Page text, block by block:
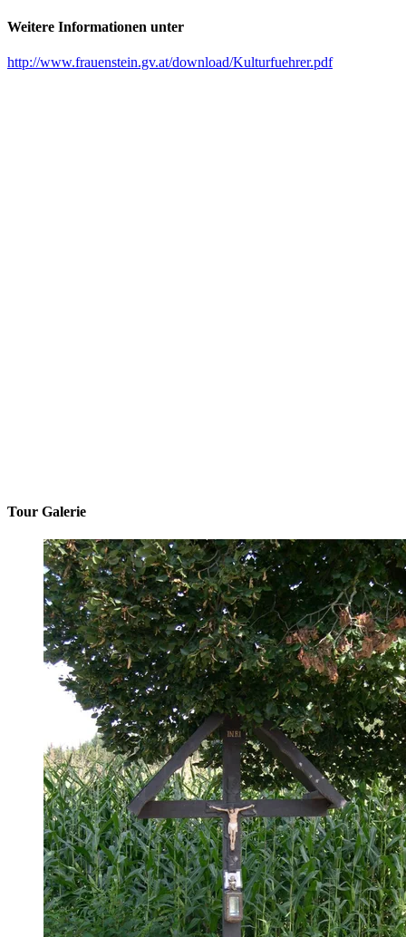
Weitere Informationen unter
http://www.frauenstein.gv.at/download/Kulturfuehrer.pdf
Tour Galerie